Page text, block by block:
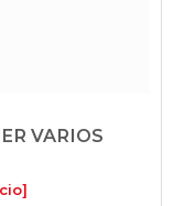
VARIOS